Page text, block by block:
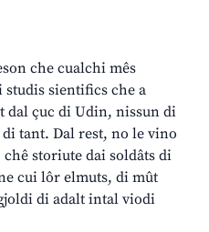
che cualchi mês
studis sientifics che a
çuc di Udin, nissun di
tant. Dal rest, no le vino
storiute dai soldâts di
cui lôr elmuts, di mût
di adalt intal viodi